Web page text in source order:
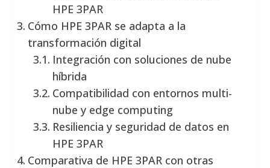
HPE 3PAR
Cómo HPE 3PAR se adapta a la
transformación digital
Integración con soluciones de nube
híbrida
Compatibilidad con entornos multi-
nube y edge computing
Resiliencia y seguridad de datos en
HPE 3PAR
Comparativa de HPE 3PAR con otras